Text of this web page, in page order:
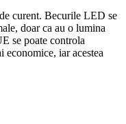
curent. Becurile LED se
doar ca au o lumina
se poate controla
economice, iar acestea